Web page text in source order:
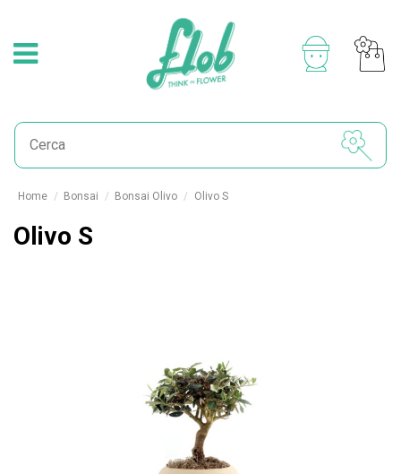
Home Bonsai Bonsai Olivo Olivo S
Olivo S